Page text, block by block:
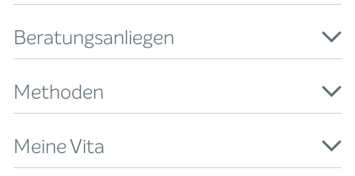
Beratungsanliegen
Methoden
Meine Vita